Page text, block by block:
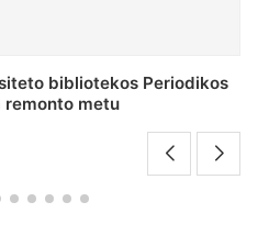
Batoro universiteto
laikotarpiu